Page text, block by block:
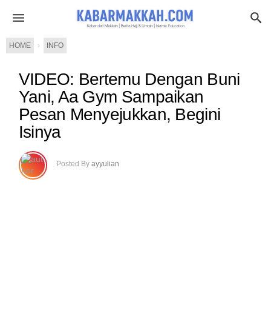
HOME › INFO
VIDEO: Bertemu Dengan Buni
Yani, Aa Gym Sampaikan
Pesan Menyejukkan, Begini
Isinya
Posted By ayyulian